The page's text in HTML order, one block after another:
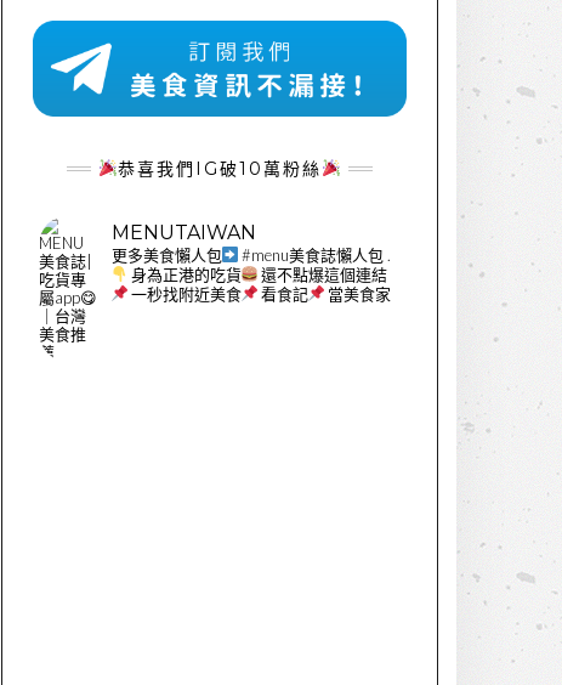
恭喜我們IG破10萬粉絲
MENUTAIWAN
更多美食懶人包 #menu美食誌懶人包 .
身為正港的吃貨
還不點爆這個連結
一秒找附近美食
看食記 當美食家